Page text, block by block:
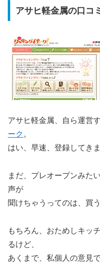
アサヒ軽金属の口コ
アサヒ軽金属、自ら運営
ーク 。
はい、早速、登録してき
まだ、プレオープンみた
声が
聞けちゃうってのは、買
もちろん、おためしキッ
るけど、
あくまで、私個人の意見